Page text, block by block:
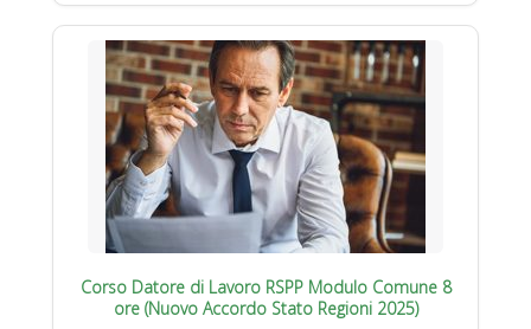
Corso Datore di Lavoro RSPP Modulo Comune 8
ore (Nuovo Accordo Stato Regioni 2025)